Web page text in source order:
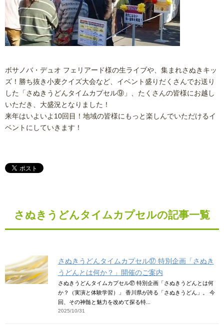
ボサノバ・デュオ フェリアード様の生ライブや、集まれさぬきキッ
ズ！勝ち抜き小麦クイズ大会など、イベント盛りだくさんでお送り
した「さぬきうどんタイムカプセル⑨」、たくさんの皆様にお越し
いただき、大盛況となりました！
来年はいよいよ10回目！地域の皆様にもっと楽しんでいただけるイ
ベントにしていきます！
さぬきうどんタイムカプセルの記事一覧
さぬきうどんタイムカプセル⑰ 特別企画「さぬき
うどんとは何か？」開催のご案内
さぬきうどんタイムカプセル⑰ 特別企画「さぬきうどんとは何
か？（実演と体験学習）」 香川県が誇る「さぬきうどん」。 今
回、その神髄と魅力を改めて探る特...
2025/10/31